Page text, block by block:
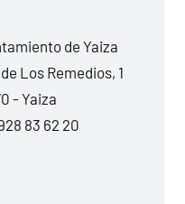
de Yaiza
Los Remedios, 1
- Yaiza
83 62 20